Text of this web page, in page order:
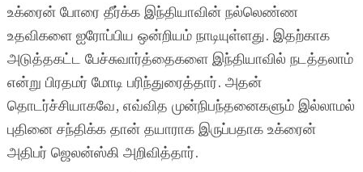
உக்ரைன் போரை தீர்க்க இந்தியாவின் நல்லெண்ண
உதவிகளை ஐரோப்பிய ஒன்றியம் நாடியுள்ளது. இதற்காக
அடுத்தகட்ட பேச்சுவார்த்தைகளை இந்தியாவில் நடத்தலாம்
என்று பிரதமர் மோடி பரிந்துரைத்தார். அதன்
தொடர்ச்சியாகவே, எவ்வித முன்நிபந்தனைகளும் இல்லாமல்
புதினை சந்திக்க தான் தயாராக இருப்பதாக உக்ரைன்
அதிபர் ஜெலன்ஸ்கி அறிவித்தார்.